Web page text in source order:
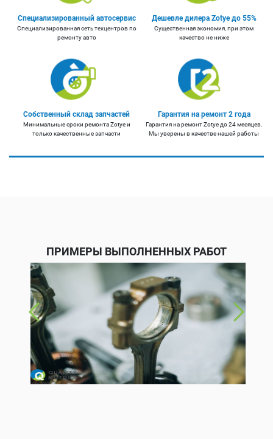
Специализированный автосервис
Специализированная сеть техцентров по
ремонту авто
Дешевле дилера Zotye до 55%
Существенная экономия, при этом
качество не ниже
Собственный склад запчастей
Минимальные сроки ремонта Zotye и
только качественные запчасти
Гарантия на ремонт 2 года
Гарантия на ремонт Zotye до 24 месяцев.
Мы уверены в качестве нашей работы
ПРИМЕРЫ ВЫПОЛНЕННЫХ РАБОТ